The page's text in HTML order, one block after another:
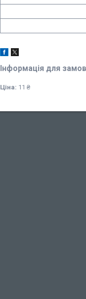
Інформація для
Ціна: 11 ₴